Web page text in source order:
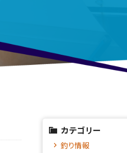
カテゴリー
釣り情報